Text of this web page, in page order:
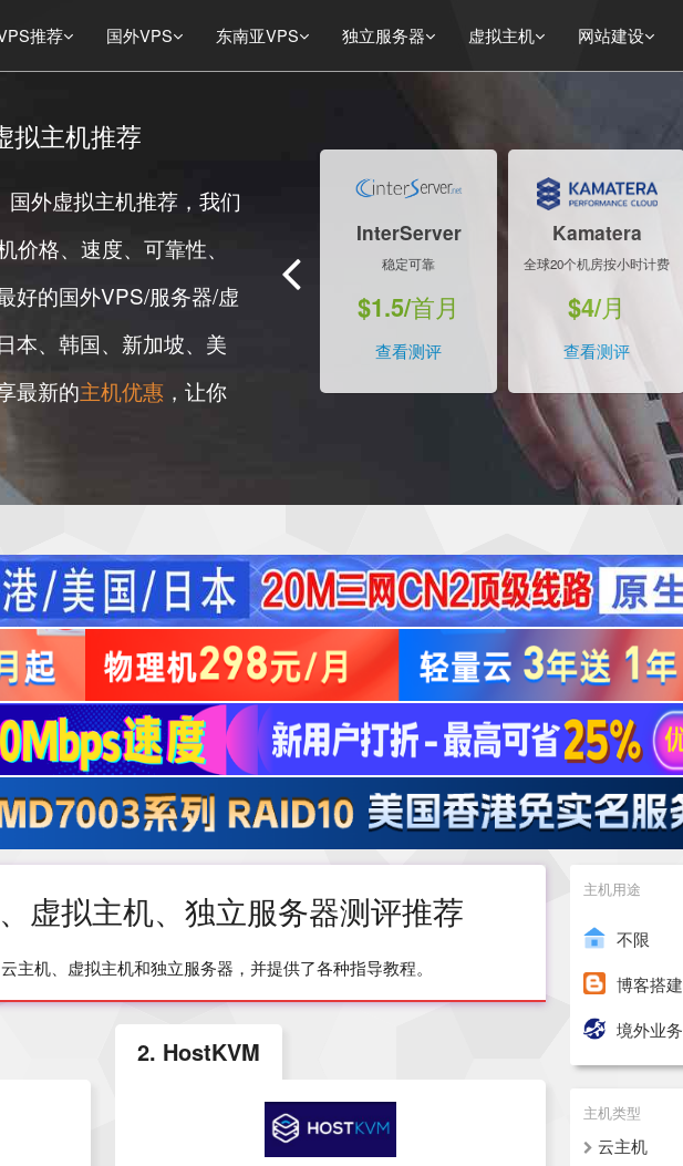
推荐 国外VPS 东南亚VPS 独立服务器 虚拟主机 网站建设
拟主机推荐
外虚拟主机推荐，我们
格、速度、可靠性、
好的国外VPS/服务器/虚
本、韩国、新加坡、美
最新的主机优惠 ，让你
按小时计费
$5.00/月
查看测评
InterServer
稳定可靠
$1.5/首月
查看测评
Kamatera
全球20个机房按小时计费
$4/月
查看测评
虚拟主机、独立服务器测评推荐
主机、虚拟主机和独立服务器，并提供了各种指导教程。
2. HostKVM
主机用途
不限
博客搭建
境外业务
主机类型
云主机